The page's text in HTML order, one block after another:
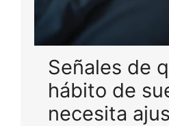
Señales de
hábito de
necesita